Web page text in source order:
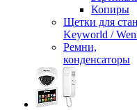
Копиры
Щетки для
Keyworld /
Ремни,
конденсаторы